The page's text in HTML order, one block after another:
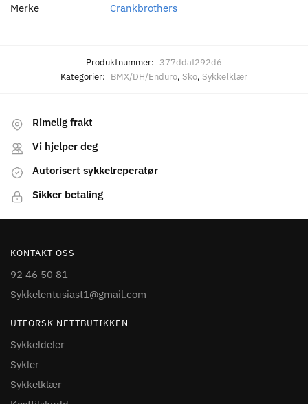
Merke Crankbrothers
Produktnummer: 377ddaf292d6
Kategorier: BMX/DH/Enduro, Sko, Sykkelklær
Rimelig frakt
Vi hjelper deg
Autorisert sykkelreperatør
Sikker betaling
KONTAKT OSS
92 46 50 81
Sykkelentusiast1@gmail.com
UTFORSK NETTBUTIKKEN
Sykkeldeler
Sykler
Sykkelklær